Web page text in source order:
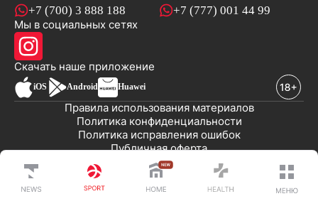
+7 (700) 3 888 188 +7 (777) 001 44 99
Мы в социальных сетях
Скачать наше приложениеновостей
iOS Android Huawei
Публичная оферта
Политика исправления ошибок
Политика конфиденциальности
Правила использования материалов
© 2008-2026 ТОО «EML»